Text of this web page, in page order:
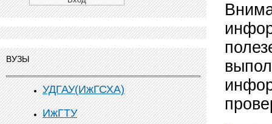
ВУЗЫ
УДГАУ(ИжГСХА)
ИжГТУ